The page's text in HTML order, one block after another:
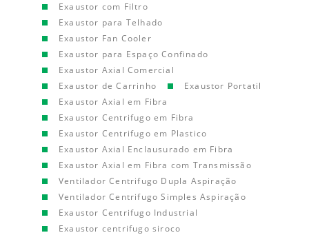
Exaustor com Filtro
Exaustor para Telhado
Exaustor Fan Cooler
Exaustor para Espaço Confinado
Exaustor Axial Comercial
Exaustor de Carrinho
Exaustor Portatil
Exaustor Axial em Fibra
Exaustor Centrifugo em Fibra
Exaustor Centrifugo em Plastico
Exaustor Axial Enclausurado em Fibra
Exaustor Axial em Fibra com Transmissão
Ventilador Centrifugo Dupla Aspiração
Ventilador Centrifugo Simples Aspiração
Exaustor Centrifugo Industrial
Exaustor centrifugo siroco